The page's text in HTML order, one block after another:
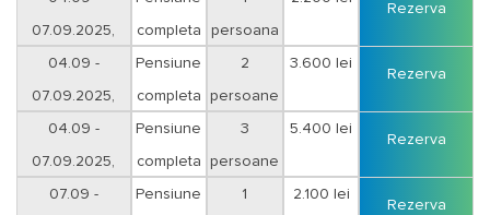
07.09.2025,
sejur 3 nopti
completa persoana
Rezerva
04.09 -
07.09.2025,
sejur 3 nopti
Pensiune
completa
2
persoane
3.600 lei
Rezerva
04.09 -
07.09.2025,
sejur 3 nopti
Pensiune
completa
3
persoane
5.400 lei
Rezerva
07.09 - Pensiune 1 2.100 lei
Rezerva